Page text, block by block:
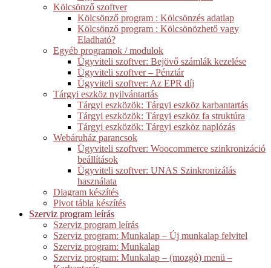
Kölcsönző szoftver
Kölcsönző program : Kölcsönzés adatlap
Kölcsönző program : Kölcsönözhető vagy
Eladható?
Egyéb programok / modulok
Ügyviteli szoftver: Bejövő számlák kezelése
Ügyviteli szoftver – Pénztár
Ügyviteli szoftver: Az EPR díj
Tárgyi eszköz nyilvántartás
Tárgyi eszközök: Tárgyi eszköz karbantartás
Tárgyi eszközök: Tárgyi eszköz fa struktúra
Tárgyi eszközök: Tárgyi eszköz naplózás
Webáruház parancsok
Ügyviteli szoftver: Woocommerce szinkronizáció
beállítások
Ügyviteli szoftver: UNAS Szinkronizálás
használata
Diagram készítés
Pivot tábla készítés
Szerviz program leírás
Szerviz program leírás
Szerviz program: Munkalap – Új munkalap felvitel
Szerviz program: Munkalap
Szerviz program: Munkalap – (mozgó) menü –